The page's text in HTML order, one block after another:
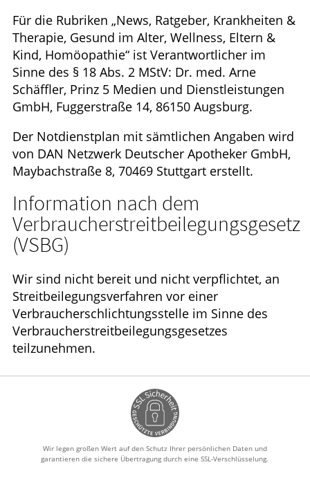
Für die Rubriken „News, Ratgeber, Krankheiten &
Therapie, Gesund im Alter, Wellness, Eltern &
Kind, Homöopathie“ ist Verantwortlicher im
Sinne des § 18 Abs. 2 MStV: Dr. med. Arne
Schäffler, Prinz 5 Medien und Dienstleistungen
GmbH, Fuggerstraße 14, 86150 Augsburg.
Der Notdienstplan mit sämtlichen Angaben wird
von DAN Netzwerk Deutscher Apotheker GmbH,
Maybachstraße 8, 70469 Stuttgart erstellt.
Information nach dem
Verbraucherstreitbeilegungsgesetz
(VSBG)
Wir sind nicht bereit und nicht verpflichtet, an
Streitbeilegungsverfahren vor einer
Verbraucherschlichtungsstelle im Sinne des
Verbraucherstreitbeilegungsgesetzes
teilzunehmen.
Wir legen großen Wert auf den Schutz Ihrer persönlichen Daten und
garantieren die sichere Übertragung durch eine SSL-Verschlüsselung.